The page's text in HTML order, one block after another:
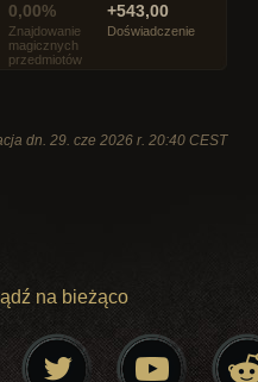
0,00%
Znajdowanie
magicznych
przedmiotów
+543,00
Doświadczenie
dn. 29. cze 2026 r. 20:40 CEST
na bieżąco